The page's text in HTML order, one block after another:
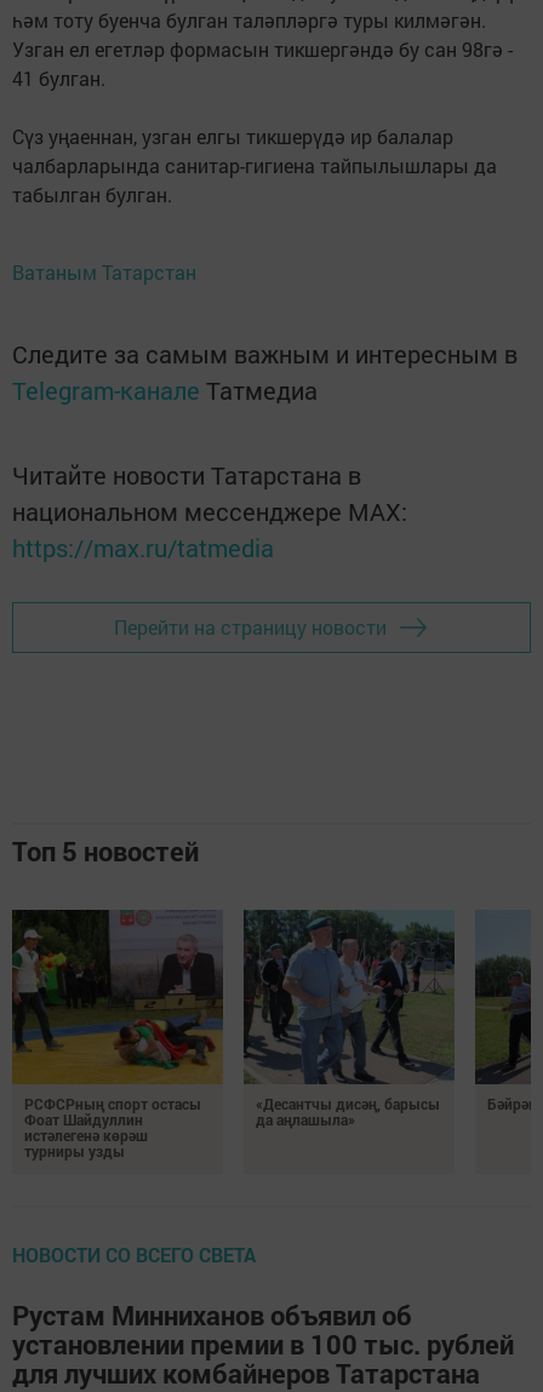
һәм тоту буенча булган таләпләргә туры килмәгән.
Узган ел егетләр формасын тикшергәндә бу сан 98гә -
41 булган.
Сүз уңаеннан, узган елгы тикшерүдә ир балалар
чалбарларында санитар-гигиена тайпылышлары да
табылган булган.
Ватаным Татарстан
Следите за самым важным и интересным в
Telegram-канале Татмедиа
Читайте новости Татарстана в
национальном мессенджере MАХ:
https://max.ru/tatmedia
Перейти на страницу новости
Топ 5 новостей
РСФСРның спорт остасы
Фоат Шайдуллин
истәлегенә көрәш
турниры узды
«Десантчы дисәң, барысы
да аңлашыла»
НОВОСТИ СО ВСЕГО СВЕТА
Рустам Минниханов объявил об
установлении премии в 100 тыс. рублей
для лучших комбайнеров Татарстана